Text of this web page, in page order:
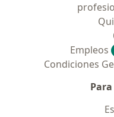
Empleos
Condiciones